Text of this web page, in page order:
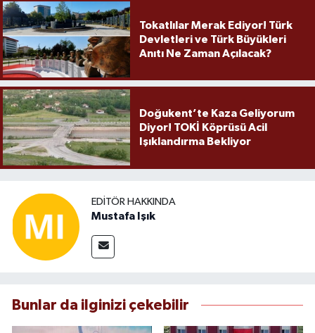
Tokatlılar Merak Ediyor! Türk
Devletleri ve Türk Büyükleri
Anıtı Ne Zaman Açılacak?
Doğukent’te Kaza Geliyorum
Diyor! TOKİ Köprüsü Acil
Işıklandırma Bekliyor
EDITÖR HAKKINDA
Mustafa Işık
Bunlar da ilginizi çekebilir